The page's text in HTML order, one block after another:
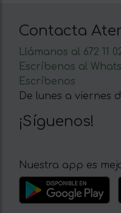
Contacta
Llámanos al 672 11
Escríbenos al
Escríbenos
De lunes a viernes
¡Síguenos!
Nuestra app es